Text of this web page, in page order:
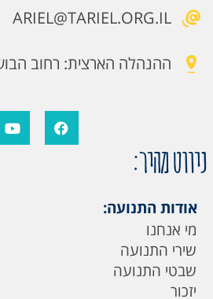
ARIEL@TARIEL.ORG.IL
ההנהלה הארצית: רחוב הבושם 11, גילה
ניווט מהיר:
אודות התנועה:
מי אנחנו
שירי התנועה
שבטי התנועה
יזכור